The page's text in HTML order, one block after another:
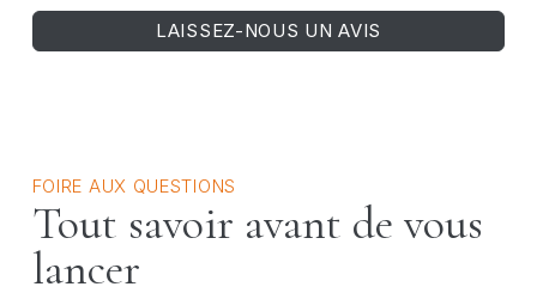
LAISSEZ-NOUS UN AVIS
FOIRE AUX QUESTIONS
Tout savoir avant de vous
lancer